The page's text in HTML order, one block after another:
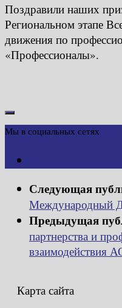
Поздравили наших
Региональном этапе
движения по
«Профессионалы».
Мы в социальных сетях
Следующая
Международный
Предыдущая
партнерства и
взаимодействия
Карта сайта